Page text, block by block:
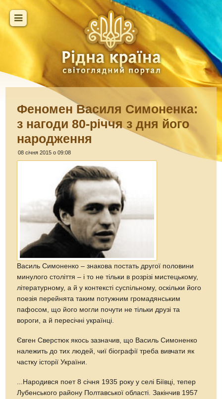
Феномен Василя Симоненка:
з нагоди 80-річчя з дня його
народження
08 січня 2015 о 09:08
Василь Симоненко – знакова постать другої половини
минулого століття – і то не тільки в розрізі мистецькому,
літературному, а й у контексті суспільному, оскільки його
поезія перейнята таким потужним громадянським
пафосом, що його могли почути не тільки друзі та
вороги, а й пересічні українці.
Євген Сверстюк якось зазначив, що Василь Симоненко
належить до тих людей, чиї біографії треба вивчати як
частку історії України.
...Народився поет 8 січня 1935 року у селі Біївці, тепер
Лубенського району Полтавської області. Закінчив 1957